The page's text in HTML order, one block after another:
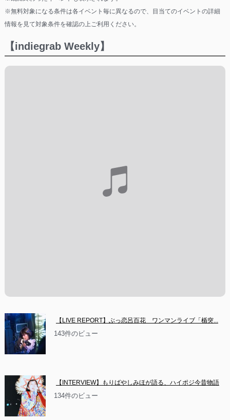
※無料対象になる条件は各イベント毎に異なるので、目当てのイベントの詳細
情報を見て対象条件を確認の上ご利用ください。
【indiegrab Weekly】
【LIVE REPORT】ぶっ恋呂百花　ワンマンライブ「楯突...
143件のビュー
【INTERVIEW】もりばやしみほが語る、ハイポジ今昔物語
134件のビュー